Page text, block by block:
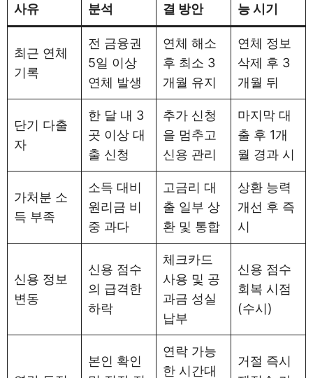
사유
분석
결 방안
능 시기
최근 연체
기록
전 금융권
5일 이상
연체 발생
연체 해소
후 최소 3
개월 유지
연체 정보
삭제 후 3
개월 뒤
단기 다출
자
한 달 내 3
곳 이상 대
출 신청
추가 신청
을 멈추고
신용 관리
마지막 대
출 후 1개
월 경과 시
가처분 소
득 부족
소득 대비
원리금 비
중 과다
고금리 대
출 일부 상
환 및 통합
상환 능력
개선 후 즉
시
신용 정보
변동
신용 점수
의 급격한
하락
체크카드
사용 및 공
과금 성실
납부
신용 점수
회복 시점
(수시)
본인 확인
연락 가능
한 시간대
거절 즉시